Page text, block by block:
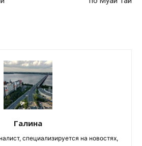
Галина
специализируется на новостях,